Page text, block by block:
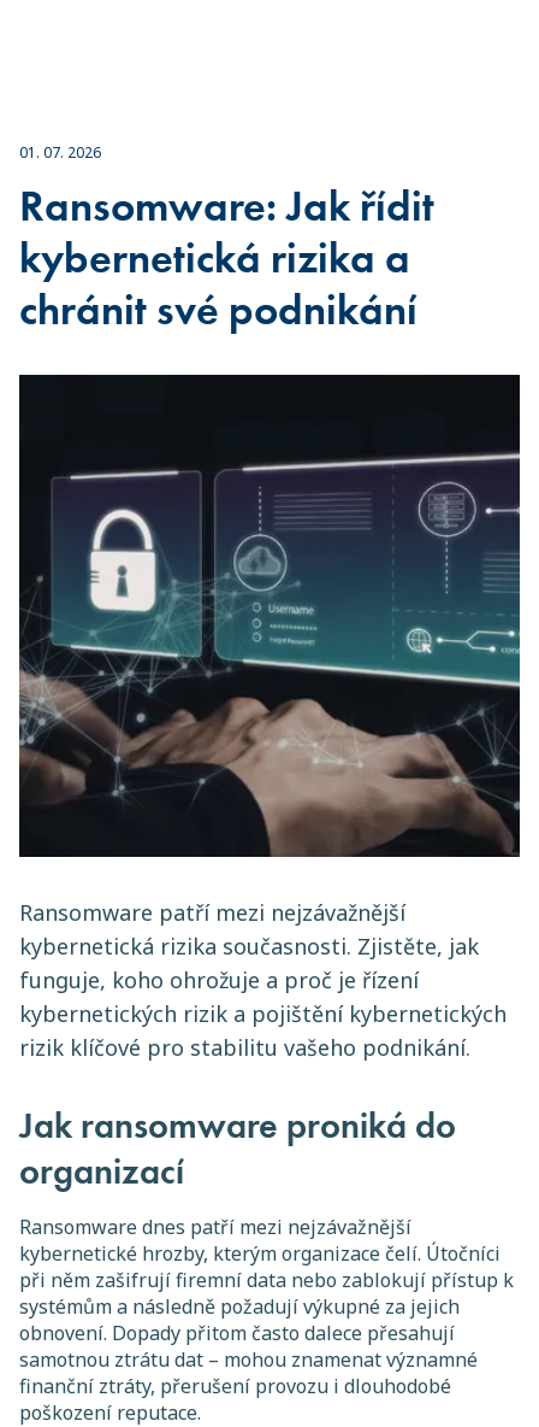
01. 07. 2026
Ransomware: Jak řídit
kybernetická rizika a
chránit své podnikání
Ransomware patří mezi nejzávažnější
kybernetická rizika současnosti. Zjistěte, jak
funguje, koho ohrožuje a proč je řízení
kybernetických rizik a pojištění kybernetických
rizik klíčové pro stabilitu vašeho podnikání.
Jak ransomware proniká do
organizací
Ransomware dnes patří mezi nejzávažnější
kybernetické hrozby, kterým organizace čelí. Útočníci
při něm zašifrují firemní data nebo zablokují přístup k
systémům a následně požadují výkupné za jejich
obnovení. Dopady přitom často dalece přesahují
samotnou ztrátu dat – mohou znamenat významné
finanční ztráty, přerušení provozu i dlouhodobé
poškození reputace.